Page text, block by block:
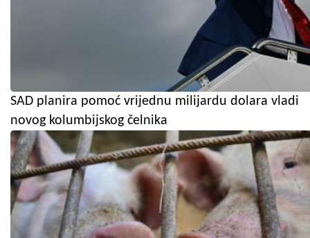
SAD planira pomoć vrijednu milijardu dolara vladi
novog kolumbijskog čelnika